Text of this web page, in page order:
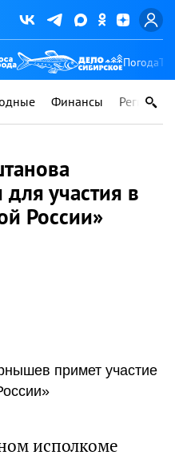
Погода
Финансы Регионы
для участия в
России»
примет участие
исполкоме